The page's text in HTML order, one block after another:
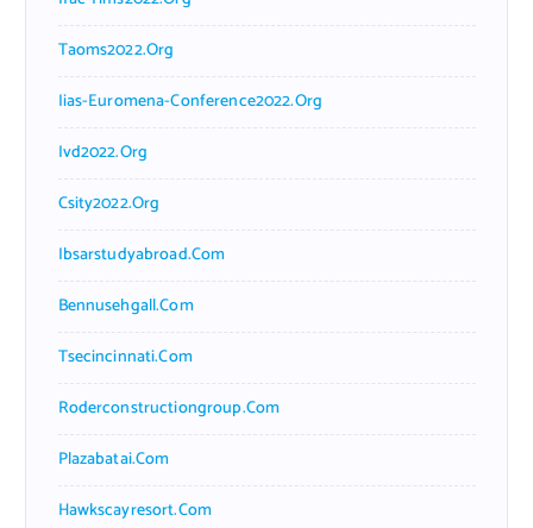
Taoms2022.org
Iias-Euromena-Conference2022.org
Ivd2022.org
Csity2022.org
Ibsarstudyabroad.com
Bennusehgall.com
Tsecincinnati.com
Roderconstructiongroup.com
Plazabatai.com
Hawkscayresort.com